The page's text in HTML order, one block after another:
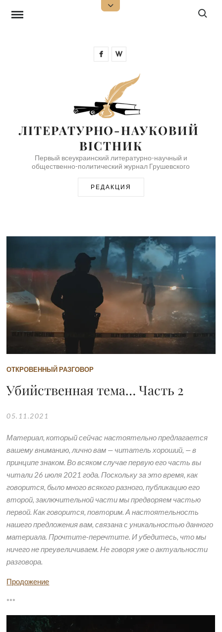
Открыть
Поиск:
FacebookWikipedia
ЛІТЕРАТУРНО-НАУКОВИЙ
ВІСТНИК
Первый всеукраинский литературно-научный и
общественно-политический журнал Грушевского
РЕДАКЦИЯ
ОТКРОВЕННЫЙ РАЗГОВОР
Убийственная тема… Часть 2
05.11.2021
Материал, который сейчас настоятельно предлагается
вашему вниманию, лично вам — читатель хороший, — в
принципе знаком. Во всяком случае первую его часть вы
читали 26 июля 2021 года. Поскольку за это время, как
говорится, было много всякого разного, публикацию его
второй, заключительной части мы предворяем частью
первой. Как говорится, повторим. А настоятельность
нашего предложения вам, связана с уникальностью данного
материала. Прочтите-перечтите. И убедитесь, что мы
ничего не преувеличиваем. Не говоря уже о актуальности
разговора.
Продожение
***